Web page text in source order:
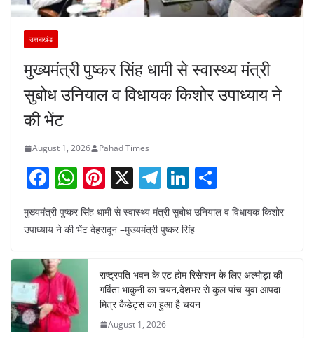
उत्तराखंड
मुख्यमंत्री पुष्कर सिंह धामी से स्वास्थ्य मंत्री
सुबोध उनियाल व विधायक किशोर उपाध्याय ने
की भेंट
August 1, 2026 Pahad Times
F
a
c
b
o
o
W
h
at
A
p
p
Pi
nt
er
e
st
X T
el
e
gr
a
m
Li
n
k
dI
n
ar
मुख्यमंत्री पुष्कर सिंह धामी से स्वास्थ्य मंत्री सुबोध उनियाल व विधायक किशोर
उपाध्याय ने की भेंट देहरादून –मुख्यमंत्री पुष्कर सिंह
राष्ट्रपति भवन के एट होम रिसेप्शन के लिए अल्मोड़ा की
गर्विता भाकुनी का चयन,देशभर से कुल पांच युवा आपदा
मित्र कैडेट्स का हुआ है चयन
August 1, 2026